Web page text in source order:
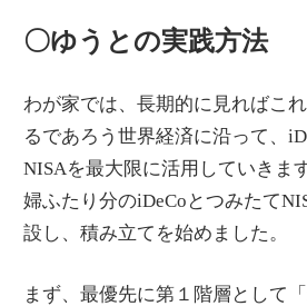
〇ゆうとの実践方法
わが家では、長期的に見ればこ
るであろう世界経済に沿って、
NISAを最大限に活用していきま
婦ふたり分のiDeCoとつみたて
設し、積み立てを始めました。
まず、最優先に第１階層として